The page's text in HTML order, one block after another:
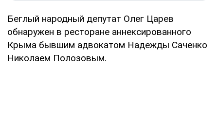
Беглый народный депутат Олег Царев
обнаружен в ресторане аннексированного
Крыма бывшим адвокатом Надежды Саченко
Николаем Полозовым.